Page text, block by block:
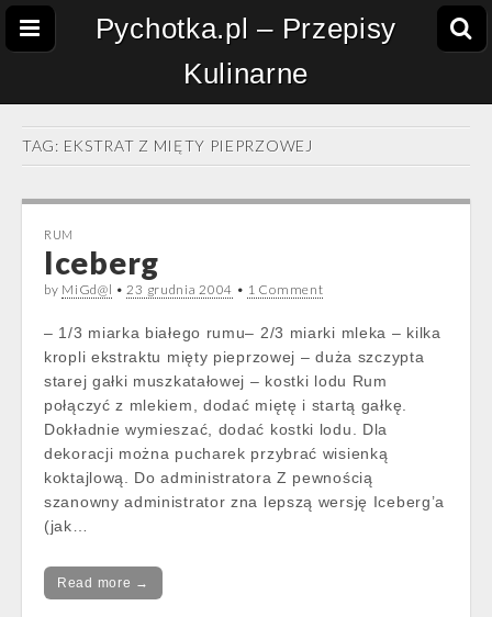
Pychotka.pl – Przepisy
Kulinarne
TAG: EKSTRAT Z MIĘTY PIEPRZOWEJ
RUM
Iceberg
by MiGd@l •23 grudnia 2004 • 1 Comment
– 1/3 miarka białego rumu– 2/3 miarki mleka – kilka
kropli ekstraktu mięty pieprzowej – duża szczypta
starej gałki muszkatałowej – kostki lodu Rum
połączyć z mlekiem, dodać miętę i startą gałkę.
Dokładnie wymieszać, dodać kostki lodu. Dla
dekoracji można pucharek przybrać wisienką
koktajlową. Do administratora Z pewnością
szanowny administrator zna lepszą wersję Iceberg’a
(jak…
Read more →